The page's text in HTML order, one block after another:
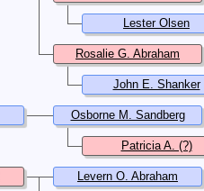
Lester Olsen
Rosalie G. Abraham
John E. Shanker
Osborne M. Sandberg
Patricia A. (?)
Levern O. Abraham